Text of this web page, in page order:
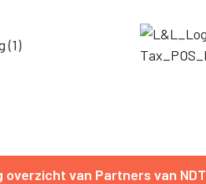
overzicht van Partners van NDT